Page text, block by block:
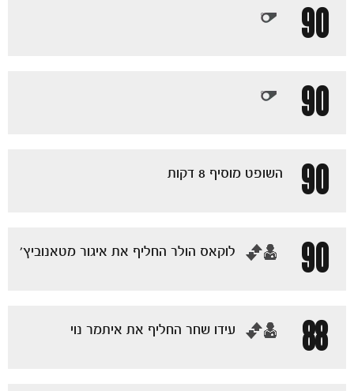
הרכבים
90
90
90
השופט מוסיף 8 דקות
90 ‏לוקאס הולר החליף את איגור מטאנוביץ'
88 ‏עידו שחר החליף את איתמר נוי